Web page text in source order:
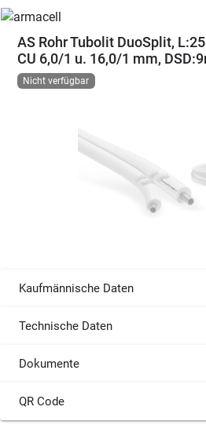
AS Rohr Tubolit DuoSplit,
CU 6,0/1 u. 16,0/1 mm,
Nicht verfügbar
Kaufmännische Daten
Technische Daten
Dokumente
QR Code